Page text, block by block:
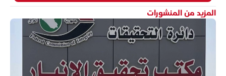
المزيد من المنشورات